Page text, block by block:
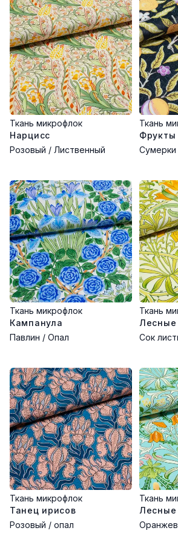
Ткань микрофлок
Нарцисс
Розовый / Лиственный
Ткань
Фрукты
Сумерки
Ткань микрофлок
Кампанула
Павлин / Опал
Ткань
Лесные
Сок
Ткань микрофлок
Танец ирисов
Розовый / опал
Ткань
Лесные